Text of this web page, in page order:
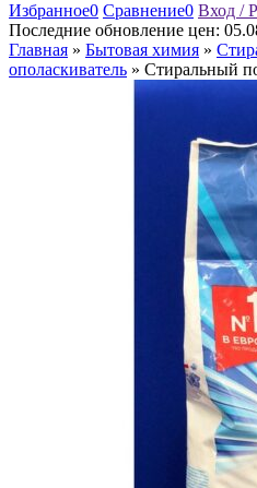
Избранное0 Сравнение0 Вход /
Последние обновление цен:
Главная » Бытовая химия »
ополаскиватель » Стиральный